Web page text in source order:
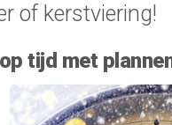
of kerstviering!
tijd met